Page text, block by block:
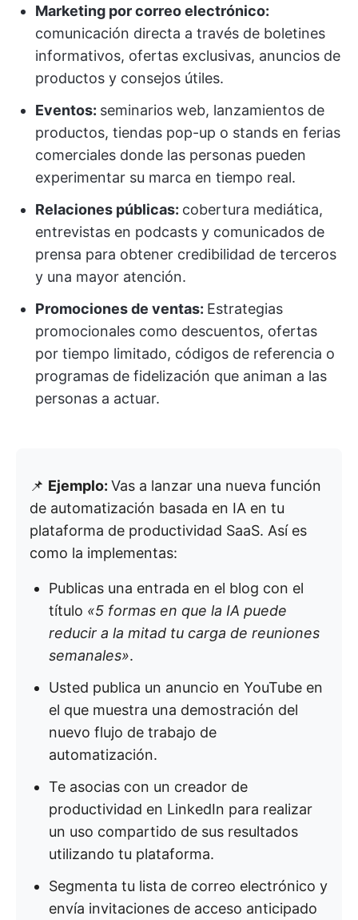
Marketing por correo electrónico:
comunicación directa a través de boletines
informativos, ofertas exclusivas, anuncios de
productos y consejos útiles.
Eventos: seminarios web, lanzamientos de
productos, tiendas pop-up o stands en ferias
comerciales donde las personas pueden
experimentar su marca en tiempo real.
Relaciones públicas: cobertura mediática,
entrevistas en podcasts y comunicados de
prensa para obtener credibilidad de terceros
y una mayor atención.
Promociones de ventas: Estrategias
promocionales como descuentos, ofertas
por tiempo limitado, códigos de referencia o
programas de fidelización que animan a las
personas a actuar.
📌 Ejemplo: Vas a lanzar una nueva función
de automatización basada en IA en tu
plataforma de productividad SaaS. Así es
como la implementas:
Publicas una entrada en el blog con el
título «5 formas en que la IA puede
reducir a la mitad tu carga de reuniones
semanales».
Usted publica un anuncio en YouTube en
el que muestra una demostración del
nuevo flujo de trabajo de
automatización.
Te asocias con un creador de
productividad en LinkedIn para realizar
un uso compartido de sus resultados
utilizando tu plataforma.
Segmenta tu lista de correo electrónico y
envía invitaciones de acceso anticipado